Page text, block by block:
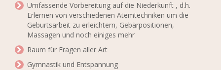
Umfassende Vorbereitung auf die Niederkunft , d.h.
Erlernen von verschiedenen Atemtechniken um die
Geburtsarbeit zu erleichtern, Gebärpositionen,
Massagen und noch einiges mehr
Raum für Fragen aller Art
Gymnastik und Entspannung